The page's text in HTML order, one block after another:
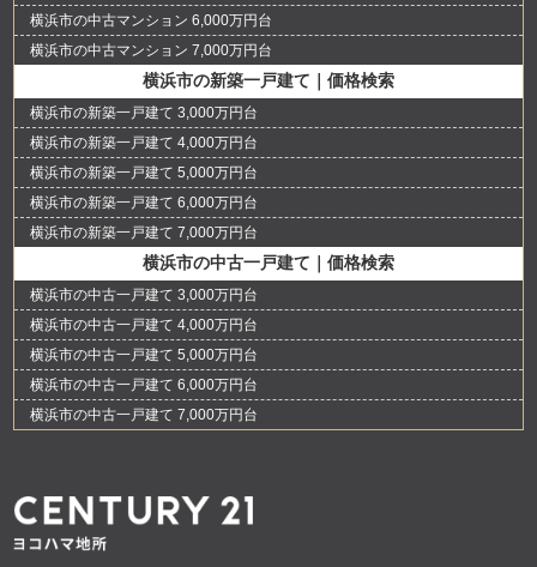
横浜市の中古マンション 6,000万円台
横浜市の中古マンション 7,000万円台
横浜市の新築一戸建て｜価格検索
横浜市の新築一戸建て 3,000万円台
横浜市の新築一戸建て 4,000万円台
横浜市の新築一戸建て 5,000万円台
横浜市の新築一戸建て 6,000万円台
横浜市の新築一戸建て 7,000万円台
横浜市の中古一戸建て｜価格検索
横浜市の中古一戸建て 3,000万円台
横浜市の中古一戸建て 4,000万円台
横浜市の中古一戸建て 5,000万円台
横浜市の中古一戸建て 6,000万円台
横浜市の中古一戸建て 7,000万円台